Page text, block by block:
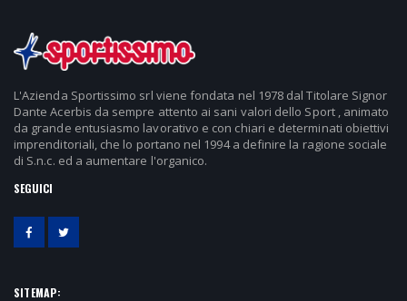
L'Azienda Sportissimo srl viene fondata nel 1978 dal Titolare Signor
Dante Acerbis da sempre attento ai sani valori dello Sport , animato
da grande entusiasmo lavorativo e con chiari e determinati obiettivi
imprenditoriali, che lo portano nel 1994 a definire la ragione sociale
di S.n.c. ed a aumentare l'organico.
SEGUICI
SITEMAP: